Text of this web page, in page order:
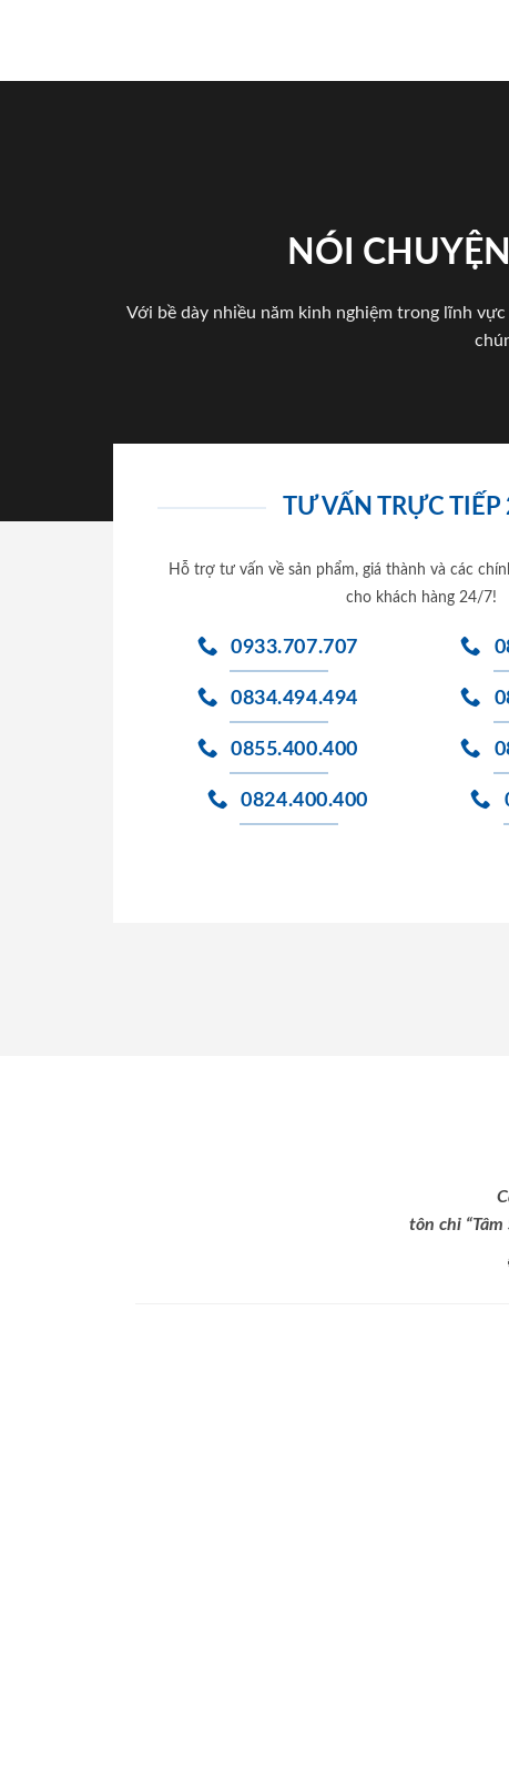
NÓI
Với bề dày nhiều năm kinh nghiệm trong lĩnh
TƯ VẤN TRỰC
Hỗ trợ tư vấn về sản phẩm, giá thành và các
cho khách hàng 24/7!
0933.707.707
0834.494.494
0855.400.400
0824.400.400
tôn chỉ